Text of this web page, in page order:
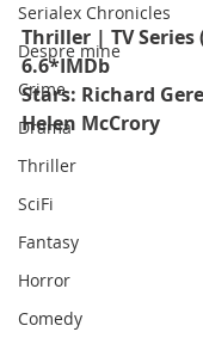
Serialex Chronicles
Despre mine
Crime
Drama
Thriller
SciFi
Fantasy
Horror
Comedy
Thriller | TV Series
6.6*IMDb
Stars: Richard
Helen McCrory